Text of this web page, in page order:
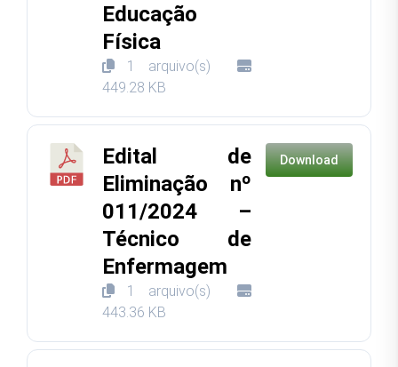
Educação
Física
1 arquivo(s)
449.28 KB
Edital de
Eliminação nº
011/2024 –
Técnico de
Enfermagem
1 arquivo(s)
443.36 KB
Download